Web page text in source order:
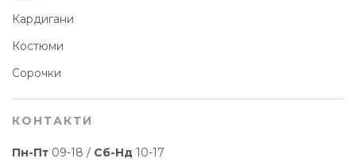
Кардигани
Костюми
Сорочки
КОНТАКТИ
Пн-Пт 09-18 / Сб-Нд 10-17